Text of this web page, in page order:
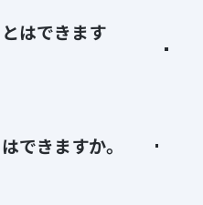
はできます
できますか。